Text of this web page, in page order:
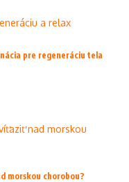
pre regeneráciu tela
morskou chorobou?